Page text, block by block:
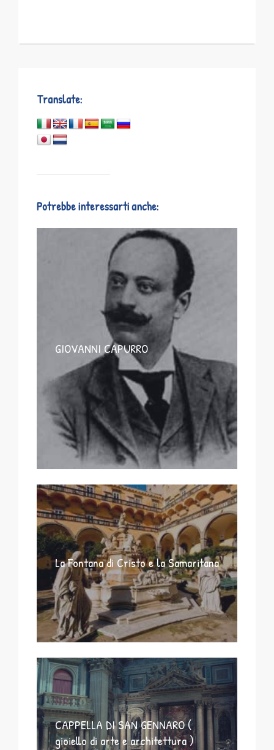
Translate:
Potrebbe interessarti anche:
GIOVANNI CAPURRO
La Fontana di Cristo e la Samaritana
CAPPELLA DI SAN GENNARO (
gioiello di arte e architettura )